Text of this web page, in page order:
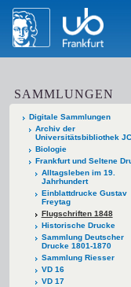
SAMMLUNGEN
Digitale Sammlungen
Archiv der
Universitätsbibliothek
Biologie
Frankfurt und Seltene
Alltagsleben im 19.
Jahrhundert
Einblattdrucke Gustav
Freytag
Flugschriften 1848
Historische Drucke
Sammlung Deutscher
Drucke 1801-1870
Sammlung Riesser
VD 16
VD 17